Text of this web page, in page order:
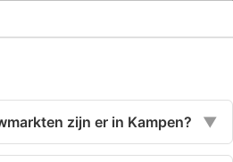
zijn er in Kampen? ▼